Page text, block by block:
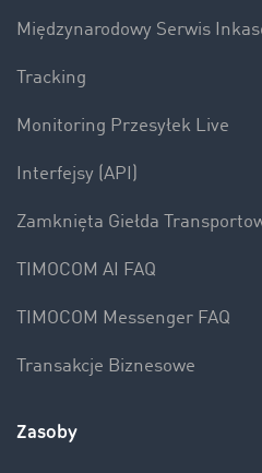
Międzynarodowy Serwis
Tracking
Monitoring Przesyłek Live
Interfejsy (API)
Zamknięta Giełda
TIMOCOM AI FAQ
TIMOCOM Messenger FAQ
Transakcje Biznesowe
Zasoby